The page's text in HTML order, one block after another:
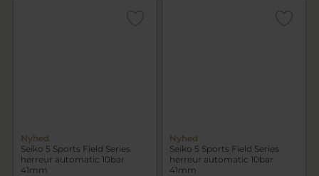
Nyhed
Seiko 5 Sports Field Series
herreur automatic 10bar
41mm
Nyhed
Seiko 5 Sports Field Series
herreur automatic 10bar
41mm